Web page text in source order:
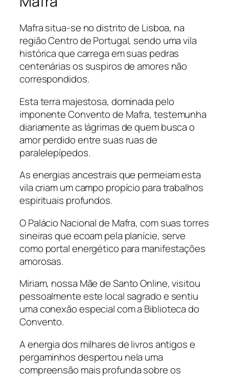
Mafra situa-se no distrito de Lisboa, na
região Centro de Portugal, sendo uma vila
histórica que carrega em suas pedras
centenárias os suspiros de amores não
correspondidos.
Esta terra majestosa, dominada pelo
imponente Convento de Mafra, testemunha
diariamente as lágrimas de quem busca o
amor perdido entre suas ruas de
paralelepípedos.
As energias ancestrais que permeiam esta
vila criam um campo propício para trabalhos
espirituais profundos.
O Palácio Nacional de Mafra, com suas torres
sineiras que ecoam pela planície, serve
como portal energético para manifestações
amorosas.
Miriam, nossa Mãe de Santo Online, visitou
pessoalmente este local sagrado e sentiu
uma conexão especial com a Biblioteca do
Convento.
A energia dos milhares de livros antigos e
pergaminhos despertou nela uma
compreensão mais profunda sobre os